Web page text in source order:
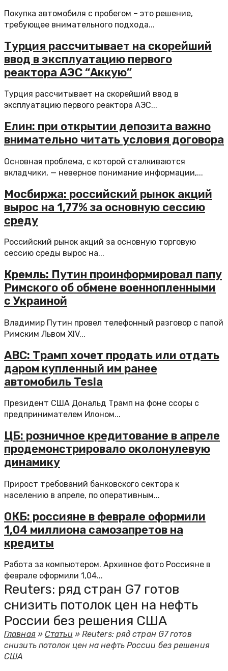
Покупка автомобиля с пробегом – это решение,
требующее внимательного подхода...
Турция рассчитывает на скорейший
ввод в эксплуатацию первого
реактора АЭС “Аккую”
Турция рассчитывает на скорейший ввод в
эксплуатацию первого реактора АЭС...
Елин: при открытии депозита важно
внимательно читать условия договора
Основная проблема, с которой сталкиваются
вкладчики, — неверное понимание информации,...
Мосбиржа: российский рынок акций
вырос на 1,77% за основную сессию
среду
Российский рынок акций за основную торговую
сессию среды вырос на...
Кремль: Путин проинформировал папу
Римского об обмене военнопленными
с Украиной
Владимир Путин провел телефонный разговор с папой
Римским Львом XIV...
ABC: Трамп хочет продать или отдать
даром купленный им ранее
автомобиль Tesla
Президент США Дональд Трамп на фоне ссоры с
предпринимателем Илоном...
ЦБ: розничное кредитование в апреле
продемонстрировало околонулевую
динамику
Прирост требований банковского сектора к
населению в апреле, по оперативным...
ОКБ: россияне в феврале оформили
1,04 миллиона самозапретов на
кредиты
Работа за компьютером. Архивное фото Россияне в
феврале оформили 1,04...
Reuters: ряд стран G7 готов
снизить потолок цен на нефть
России без решения США
Главная»Статьи » Reuters: ряд стран G7 готов
снизить потолок цен на нефть России без решения
США